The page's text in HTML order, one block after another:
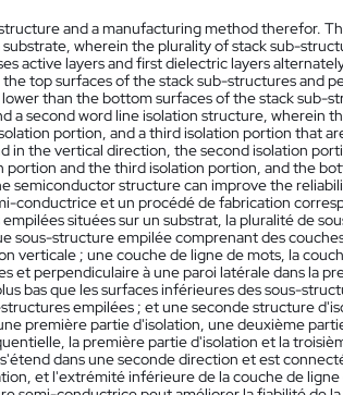
and a manufacturing method therefor.
wherein the plurality of stack sub-
active layers and first dielectric layers
top surfaces of the stack sub-structures and
than the bottom surfaces of the stack sub-
a second word line isolation structure, wherein
portion, and a third isolation portion that
in the vertical direction, the second isolation
and the third isolation portion, and the
semiconductor structure can improve the
conductrice et un procédé de fabrication
situées sur un substrat, la pluralité de
sous-structure empilée comprenant des
verticale ; une couche de ligne de mots, la
et perpendiculaire à une paroi latérale dans la
bas que les surfaces inférieures des sous-
empilées ; et une seconde structure
première partie d'isolation, une deuxième
la première partie d'isolation et la
dans une seconde direction et est
et l'extrémité inférieure de la couche de